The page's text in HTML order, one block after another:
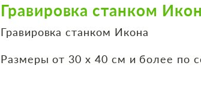
Гравировка станком
Гравировка станком Икона
Размеры от 30 х 40 см и более по